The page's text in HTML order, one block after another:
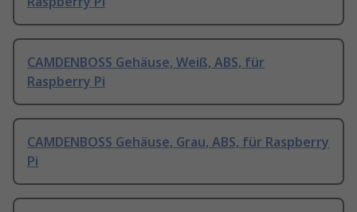
CAMDENBOSS Gehäuse, Weiß, ABS, für
Raspberry Pi
CAMDENBOSS Gehäuse, Grau, ABS, für Raspberry
Pi